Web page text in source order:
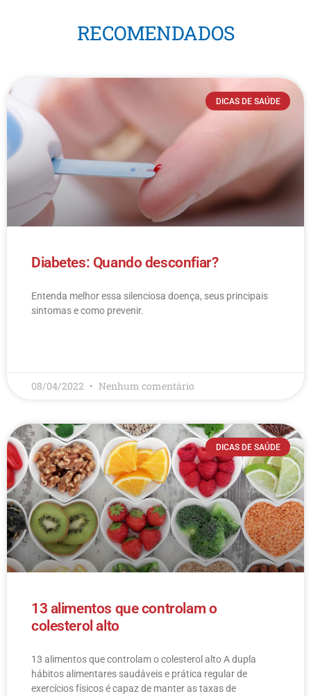
RECOMENDADOS
DICAS DE SAÚDE
Diabetes: Quando desconfiar?
Entenda melhor essa silenciosa doença, seus principais
sintomas e como prevenir.
08/04/2022 Nenhum comentário
DICAS DE SAÚDE
13 alimentos que controlam o
colesterol alto
13 alimentos que controlam o colesterol alto​ A dupla
hábitos alimentares saudáveis e prática regular de
exercícios físicos é capaz de manter as taxas de